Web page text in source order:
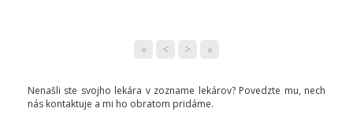
« < > »
Nenašli ste svojho lekára v zozname lekárov? Povedzte mu, nech
nás kontaktuje a mi ho obratom pridáme.